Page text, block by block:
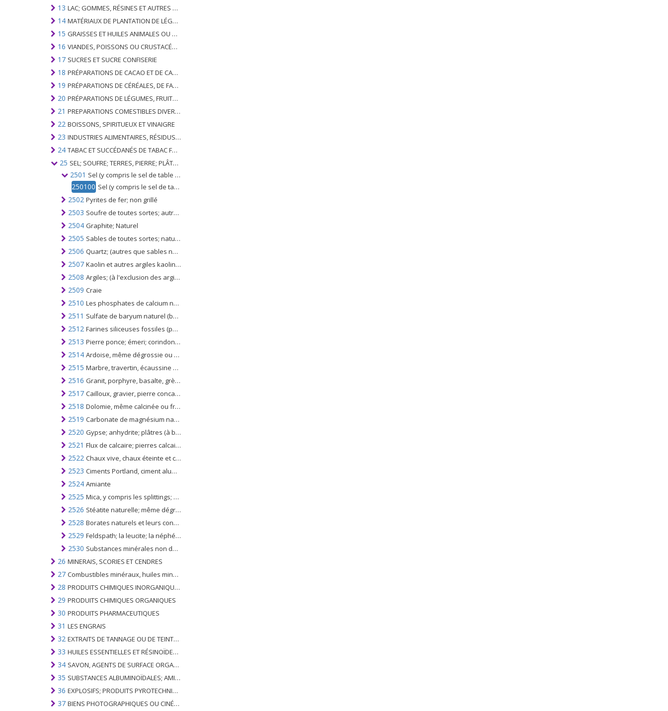
13 LAC; GOMMES, RÉSINES ET AUTRES SUCS ET EXTRAITS VÉGÉTAUX
14 MATÉRIAUX DE PLANTATION DE LÉGUMES; PRODUITS VÉGÉTAUX NON DÉNOMMÉS NI COMPRIS AILLEURS
15 GRAISSES ET HUILES ANIMALES OU VÉGÉTALES ET LEURS PRODUITS DE CLIVAGE; GRAISSES ANIMALES PRÉPARÉES; CIRES ANIMALES OU VÉGÉTALES
16 VIANDES, POISSONS OU CRUSTACÉS, MOLLUSQUES OU AUTRES INVERTÉBRÉS AQUATIQUES; PRÉPARATIONS DE CELLES-CI
17 SUCRES ET SUCRE CONFISERIE
18 PRÉPARATIONS DE CACAO ET DE CACAO
19 PRÉPARATIONS DE CÉRÉALES, DE FARINES, D'AMIDONS OU DE LAIT; PRODUITS DE PATISSERIE
20 PRÉPARATIONS DE LÉGUMES, FRUITS, NOIX OU AUTRES PARTIES DE PLANTES
21 PREPARATIONS COMESTIBLES DIVERSES
22 BOISSONS, SPIRITUEUX ET VINAIGRE
23 INDUSTRIES ALIMENTAIRES, RÉSIDUS ET DÉCHETS DE CELLES-CI; FOURRAGE ANIMAL PRÉPARÉ
24 TABAC ET SUCCÉDANÉS DE TABAC FABRIQUÉS
25 SEL; SOUFRE; TERRES, PIERRE; PLÂTRES, CHAUX ET CIMENT
2501 Sel (y compris le sel de table et le sel dénaturé); chlorure de sodium pur, même en solution aqueuse; eau de mer
250100 Sel (y compris le sel de table et le sel dénaturé); chlorure de sodium pur, même en solution aqueuse; eau de mer
2502 Pyrites de fer; non grillé
2503 Soufre de toutes sortes; autres que le soufre sublimé, précipité et colloïdal
2504 Graphite; Naturel
2505 Sables de toutes sortes; naturels, même colorés, autres que les sables porteurs de métaux du chapitre 26
2506 Quartz; (autres que sables naturels), quartzites, même dégrossis ou simplement débités, par sciage ou autrement, en blocs ou en plaques de forme carrée ou rectangulaire
2507 Kaolin et autres argiles kaoliniques; si calciné ou non
2508 Argiles; (à l'exclusion des argiles expansées du n ° 6806), l'andalousite kyanite et la sillimanite, même calcinées; la mullite; chamotte ou terre de dinas
2509 Craie
2510 Les phosphates de calcium naturels; Phosphates de calcium et d'aluminium naturels et craie phosphatée
2511 Sulfate de baryum naturel (baryte); carbonate de baryum naturel (withérite), même calciné, à l'exclusion de l'oxyde de baryum du n °. 2816
2512 Farines siliceuses fossiles (par exemple kieselguhr, tripolite et diatomite) et terres siliceuses similaires; calciné ou non, d'une densité apparente égale ou inférieure à 1
2513 Pierre ponce; émeri; corindon naturel, grenat naturel et autres abrasifs naturels, même traités thermiquement
2514 Ardoise, même dégrossie ou simplement débitée, par sciage ou autrement, en blocs ou en plaques de forme carrée ou rectangulaire
2515 Marbre, travertin, écaussine et autres pierres calcaires; d'une densité apparente inférieure à 2,5, l'albâtre, qu'il soit coupé par sciage, etc., en blocs, dalles de forme rectangulaire (carrée)
2516 Granit, porphyre, basalte, grès, autres pierres de taille et de construction, même dégrossies, débitées, par sciage, en blocs ou en plaques de forme carrée ou rectangulaire
2517 Cailloux, gravier, pierre concassée pour agrégats de béton pour ballast routier ou ferroviaire, bardeau ou silex; macadam de laitier, dross, etc. granules goudronnés, gravillons, poudre de pierres du n °. 2515 et 2516
2518 Dolomie, même calcinée ou frittée; y compris la dolomite dégrossie ou simplement coupée par sciage ou autrement en blocs ou en plaques de forme carrée ou rectangulaire; mélange de dolomite
2519 Carbonate de magnésium naturel (magnésite); magnésie fusionnée; magnésie calcinée à mort (frittée), contenant ou non de petites quantités d'autres oxydes ajoutés avant le frittage; oxyde de magnésium, pur ou non
2520 Gypse; anhydrite; plâtres (à base de gypse calciné ou de sulfate de calcium), colorés ou non, avec ou sans petites quantités d'accélérateurs ou de ralentisseurs
2521 Flux de calcaire; pierres calcaires et autres pierres calcaires des types utilisés pour la fabrication de chaux ou de ciment
2522 Chaux vive, chaux éteinte et chaux hydraulique; autres que l'oxyde et l'hydroxyde de calcium du n °. 2825
2523 Ciments Portland, ciment alumineux (ciment fondu), ciment laitier, ciment super-sulfate et ciments hydrauliques similaires, même colorés ou sous forme de clinkers
2524 Amiante
2525 Mica, y compris les splittings; déchets de mica
2526 Stéatite naturelle; même dégrossi ou simplement débité, par sciage ou autrement, en blocs ou en plaques de forme carrée ou rectangulaire; talc
2528 Borates naturels et leurs concentrés (même calcinés), à l'exclusion des borates séparés de la saumure naturelle; acide borique naturel ne contenant pas plus de 85% de H3BO3 calculé sur le poids sec
2529 Feldspath; la leucite; la néphéline et la syénite néphélinique; spath fluor
2530 Substances minérales non dénommées ni comprises ailleurs
26 MINERAIS, SCORIES ET CENDRES
27 Combustibles minéraux, huiles minérales et produits de leur distillation; SUBSTANCES BITUMINEUSES; CIRES MINÉRALES
28 PRODUITS CHIMIQUES INORGANIQUES; COMPOSÉS ORGANIQUES ET INORGANIQUES DE MÉTAUX PRÉCIEUX; DE MÉTAUX DES TERRES RARES, D'ÉLÉMENTS RADIOACTIFS ET D'ISOTOPES
29 PRODUITS CHIMIQUES ORGANIQUES
30 PRODUITS PHARMACEUTIQUES
31 LES ENGRAIS
32 EXTRAITS DE TANNAGE OU DE TEINTURE; TANINS ET LEURS DERIVES; COLORANTS, PIGMENTS ET AUTRES MATIERES COLORANTES; PEINTURES, VERNIS; MASTIC, AUTRES MASTIQUES; ENCRES
33 HUILES ESSENTIELLES ET RÉSINOÏDES; PARFUMERIE, PRÉPARATIONS COSMÉTIQUES OU DE TOILETTE
34 SAVON, AGENTS DE SURFACE ORGANIQUES; LAVAGE, LUBRIFICATION, POLISSAGE OU PRÉPARATION À L'ÉPURATION; CIRES ARTIFICIELLES OU PRÉPARÉES, BOUGIES ET ARTICLES SIMILAIRES, PÂTES À MODÉLISER, CIRES DENTAIRES ET PRÉPARATIONS DENTAIRES À BASE DE PLÂTRE
35 SUBSTANCES ALBUMINOÏDALES; AMIDONS MODIFIÉS; GLUES; ENZYMES
36 EXPLOSIFS; PRODUITS PYROTECHNIQUES; ALLUMETTES; ALLIAGES PYROPHORIQUES; CERTAINES PRÉPARATIONS COMBUSTIBLES
37 BIENS PHOTOGRAPHIQUES OU CINÉMATOGRAPHIQUES